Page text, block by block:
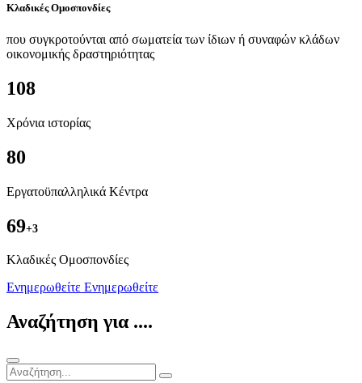
Κλαδικές Ομοσπονδίες
που συγκροτούνται από σωματεία των ίδιων ή συναφών κλάδων
οικονομικής δραστηριότητας
108
Χρόνια ιστορίας
80
Εργατοϋπαλληλικά Κέντρα
69+3
Kλαδικές Ομοσπονδίες
Ενημερωθείτε Ενημερωθείτε
Αναζήτηση για ....